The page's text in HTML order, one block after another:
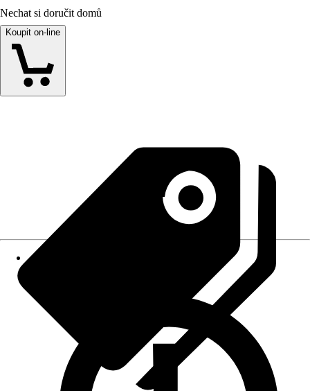
Nechat si doručit domů
Koupit on-line